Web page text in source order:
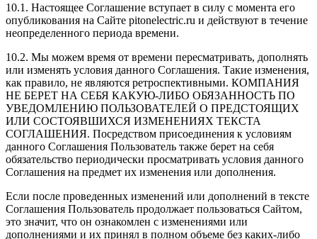
10.1. Настоящее Соглашение вступает в силу с момента его
опубликования на Сайте pitonelectric.ru и действуют в течение
неопределенного периода времени.
10.2. Мы можем время от времени пересматривать, дополнять
или изменять условия данного Соглашения. Такие изменения,
как правило, не являются ретроспективными. КОМПАНИЯ
НЕ БЕРЕТ НА СЕБЯ КАКУЮ-ЛИБО ОБЯЗАННОСТЬ ПО
УВЕДОМЛЕНИЮ ПОЛЬЗОВАТЕЛЕЙ О ПРЕДСТОЯЩИХ
ИЛИ СОСТОЯВШИХСЯ ИЗМЕНЕНИЯХ ТЕКСТА
СОГЛАШЕНИЯ. Посредством присоединения к условиям
данного Соглашения Пользователь также берет на себя
обязательство периодически просматривать условия данного
Соглашения на предмет их изменения или дополнения.
Если после проведенных изменений или дополнений в тексте
Соглашения Пользователь продолжает пользоваться Сайтом,
это значит, что он ознакомлен с изменениями или
дополнениями и их принял в полном объеме без каких-либо